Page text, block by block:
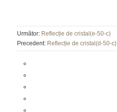
Următor: Reflecție de cristal(e-50-c)
Precedent: Reflecție de cristal(d-50-c)